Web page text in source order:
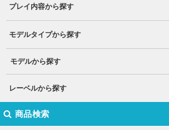
プレイ内容から探す
モデルタイプから探す
モデルから探す
レーベルから探す
商品検索